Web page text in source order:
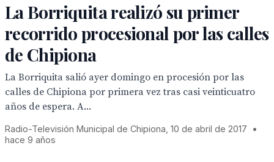
La Borriquita realizó su primer
recorrido procesional por las calles
de Chipiona
La Borriquita salió ayer domingo en procesión por las
calles de Chipiona por primera vez tras casi veinticuatro
años de espera. A...
Radio-Televisión Municipal de Chipiona, 10 de abril de 2017
•
hace 9 años